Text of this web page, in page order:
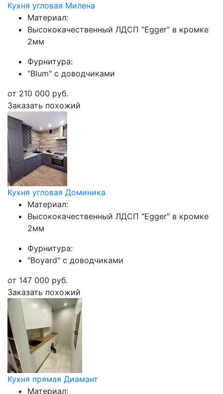
Кухня угловая Милена
Материал:
Высококачественный ЛДСП "Egger" в кромке
2мм
Фурнитура:
"Blum" с доводчиками
от 210 000 руб.
Заказать похожий
Кухня угловая Доминика
Материал:
Высококачественный ЛДСП "Egger" в кромке
2мм
Фурнитура:
"Boyard" с доводчиками
от 147 000 руб.
Заказать похожий
Кухня прямая Диамант
Материал: